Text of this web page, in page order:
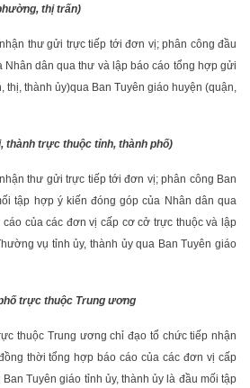
thị trấn)
thư gửi trực tiếp tới đơn vị; phân công đầu
Nhân dân qua thư và lập báo cáo tổng hợp gửi
thị, thành ủy)qua Ban Tuyên giáo huyện (quận,
thành trực thuộc tỉnh, thành phố)
thư gửi trực tiếp tới đơn vị; phân công Ban
tập hợp ý kiến đóng góp của Nhân dân qua
của các đơn vị cấp cơ cở trực thuộc và lập
vụ tỉnh ủy, thành ủy qua Ban Tuyên giáo
trực thuộc Trung ương
thuộc Trung ương chỉ đạo tổ chức tiếp nhận
thời tổng hợp báo cáo của các đơn vị cấp
Tuyên giáo tỉnh ủy, thành ủy là đầu mối tập